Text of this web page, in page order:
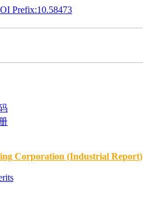
Prefix:10.58473
Corporation (Industrial Report)